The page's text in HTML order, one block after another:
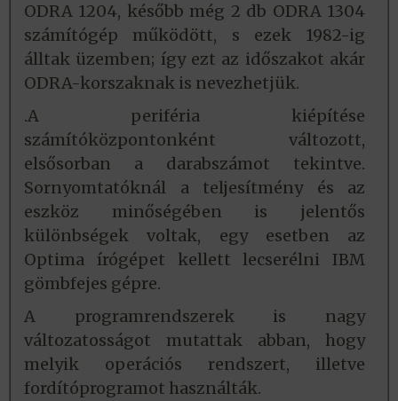
ODRA 1204, később még 2 db ODRA 1304
számítógép működött, s ezek 1982-ig
álltak üzemben; így ezt az időszakot akár
ODRA-korszaknak is nevezhetjük.
.A periféria kiépítése
számítóközpontonként változott,
elsősorban a darabszámot tekintve.
Sornyomtatóknál a teljesítmény és az
eszköz minőségében is jelentős
különbségek voltak, egy esetben az
Optima írógépet kellett lecserélni IBM
gömbfejes gépre.
A programrendszerek is nagy
változatosságot mutattak abban, hogy
melyik operációs rendszert, illetve
fordítóprogramot használták.